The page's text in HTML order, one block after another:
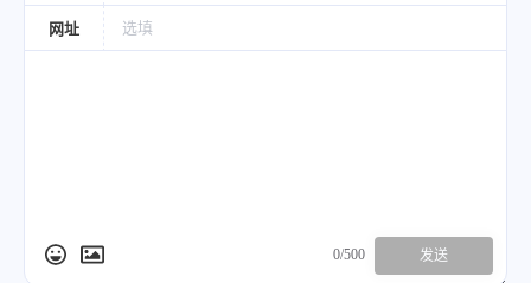
网址
0/500 发送